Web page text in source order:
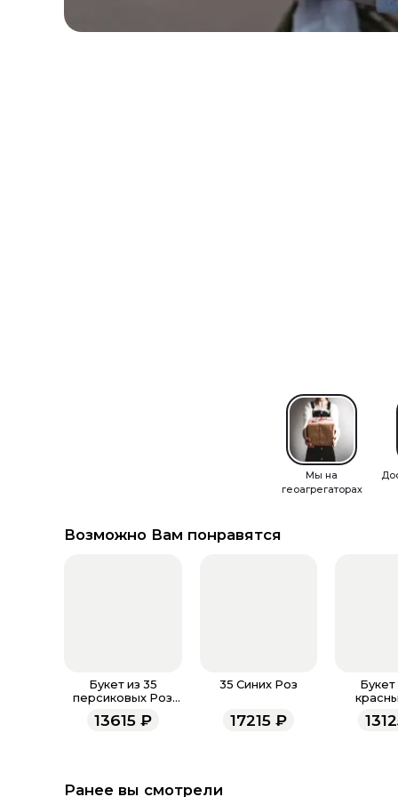
Мы на
геоагрегаторах
Возможно Вам понравятся
Букет из 35
персиковых Роз
матовой бумаге 50
13615₽
35 Синих Роз
17215₽
Букет
Ранее вы смотрели